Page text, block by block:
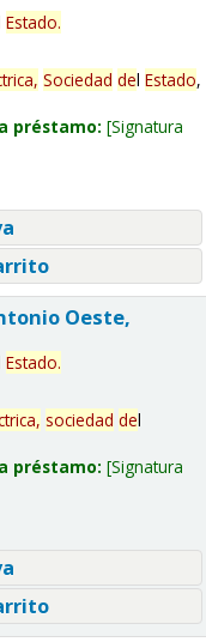
Estado.
Sociedad del Estado,
préstamo: Signatura
Oeste,
Estado.
sociedad del
préstamo: Signatura